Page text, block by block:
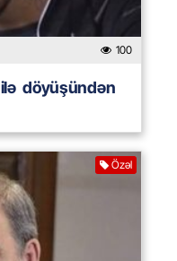
100
ilə döyüşündən
Özəl